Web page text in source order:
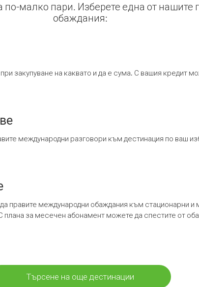
по-малко пари. Изберете една от нашите
обаждания:
закупуване на каквато и да е сума. С вашия кредит
международни разговори към дестинация по ваш
правите международни обаждания към стационарни и
плана за месечен абонамент можете да спестите от
Търсене на още дестинации